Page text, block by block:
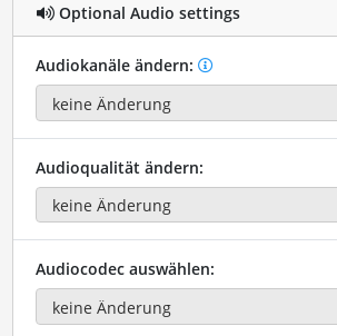
Optional Audio settings
Audiokanäle ändern:
Audioqualität ändern:
Audiocodec auswählen: